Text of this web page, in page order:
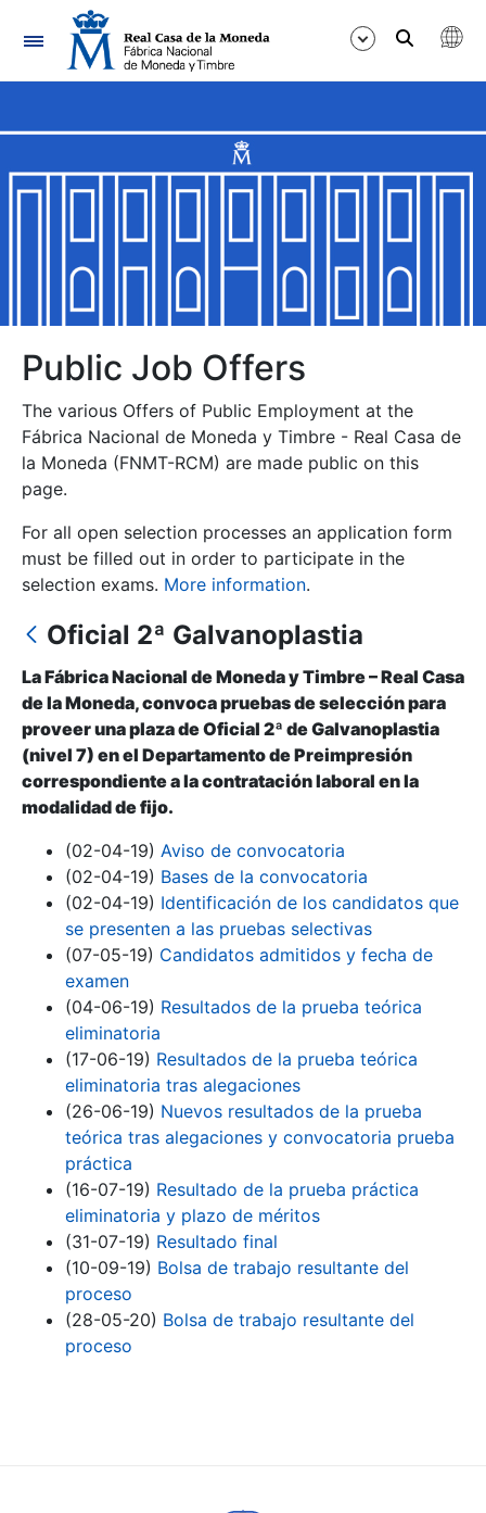
Navigation
Show/Hide
Show/Hide
Show/Hide
Show/Hide
Show/Hide
Show/Hide
Show/Hide
Show/Hide
Public Job Offers
The various Offers of Public Employment at the
Fábrica Nacional de Moneda y Timbre - Real Casa de
la Moneda (FNMT-RCM) are made public on this
page.
For all open selection processes an application form
must be filled out in order to participate in the
selection exams. More information.
Oficial 2ª Galvanoplastia
La Fábrica Nacional de Moneda y Timbre – Real Casa
de la Moneda, convoca pruebas de selección para
proveer una plaza de Oficial 2ª de Galvanoplastia
(nivel 7) en el Departamento de Preimpresión
correspondiente a la contratación laboral en la
modalidad de fijo.
(02-04-19) Aviso de convocatoria
(02-04-19) Bases de la convocatoria
(02-04-19) Identificación de los candidatos que
se presenten a las pruebas selectivas
(07-05-19) Candidatos admitidos y fecha de
examen
(04-06-19) Resultados de la prueba teórica
eliminatoria
(17-06-19) Resultados de la prueba teórica
eliminatoria tras alegaciones
(26-06-19) Nuevos resultados de la prueba
teórica tras alegaciones y convocatoria prueba
práctica
(16-07-19) Resultado de la prueba práctica
eliminatoria y plazo de méritos
(31-07-19) Resultado final
(10-09-19) Bolsa de trabajo resultante del
proceso
(28-05-20) Bolsa de trabajo resultante del
proceso